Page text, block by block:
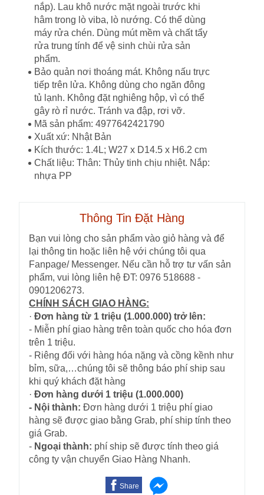
nắp). Lau khô nước mặt ngoài trước khi
hâm trong lò viba, lò nướng. Có thể dùng
máy rửa chén. Dùng mút mềm và chất tẩy
rửa trung tính để vệ sinh chùi rửa sản
phẩm.
Bảo quản nơi thoáng mát. Không nấu trực
tiếp trên lửa. Không dùng cho ngăn đông
tủ lạnh. Không đặt nghiêng hộp, vì có thể
gây rò rỉ nước. Tránh va đập, rơi vỡ.
Mã sản phẩm: 4977642421790
Xuất xứ: Nhật Bản
Kích thước: 1.4L; W27 x D14.5 x H6.2 cm
Chất liệu: Thân: Thủy tinh chịu nhiệt. Nắp:
nhựa PP
Thông Tin Đặt Hàng
Bạn vui lòng cho sản phẩm vào giỏ hàng và để
lại thông tin hoặc liên hệ với chúng tôi qua
Fanpage/ Messenger. Nếu cần hỗ trợ tư vấn sản
phẩm, vui lòng liên hệ ĐT: 0976 518688 -
0901206273.
CHÍNH SÁCH GIAO HÀNG:
· Đơn hàng từ 1 triệu (1.000.000) trở lên:
- Miễn phí giao hàng trên toàn quốc cho hóa đơn
trên 1 triệu.
- Riêng đối với hàng hóa nặng và cồng kềnh như
bỉm, sữa,…chúng tôi sẽ thông báo phí ship sau
khi quý khách đặt hàng
· Đơn hàng dưới 1 triệu (1.000.000)
- Nội thành: Đơn hàng dưới 1 triệu phí giao
hàng sẽ được giao bằng Grab, phí ship tính theo
giá Grab.
- Ngoại thành: phí ship sẽ được tính theo giá
công ty vận chuyển Giao Hàng Nhanh.
Share